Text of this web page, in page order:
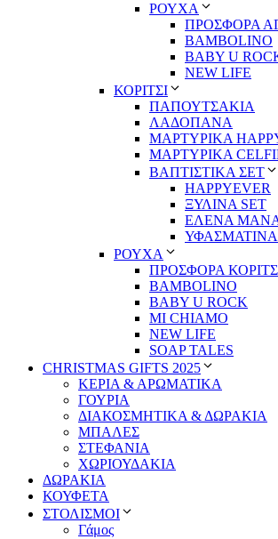
ΡΟΥΧΑ
ΠΡΟΣΦΟΡΑ
BAMBOLINO
BABY U
NEW LIFE
ΚΟΡΙΤΣΙ
ΠΑΠΟΥΤΣΑΚΙΑ
ΛΑΔΟΠΑΝΑ
ΜΑΡΤΥΡΙΚΑ
ΜΑΡΤΥΡΙΚΑ
ΒΑΠΤΙΣΤΙΚΑ ΣΕΤ
HAPPYEVER
ΞΥΛΙΝΑ SET
ΕΛΕΝΑ
ΥΦΑΣΜΑΤΙΝΑ
ΡΟΥΧΑ
ΠΡΟΣΦΟΡΑ
BAMBOLINO
BABY U ROCK
MI CHIAMO
NEW LIFE
SOAP TALES
CHRISTMAS GIFTS 2025
ΚΕΡΙΑ & ΑΡΩΜΑΤΙΚΑ
ΓΟΥΡΙΑ
ΔΙΑΚΟΣΜΗΤΙΚΑ & ΔΩΡΑΚΙΑ
ΜΠΑΛΕΣ
ΣΤΕΦΑΝΙΑ
ΧΩΡΙΟΥΔΑΚΙΑ
ΔΩΡΑΚΙΑ
ΚΟΥΦΕΤΑ
ΣΤΟΛΙΣΜΟΙ
Γάμος